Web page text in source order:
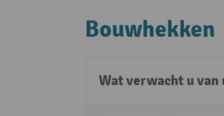
Bouwhekken
Wat verwacht u van